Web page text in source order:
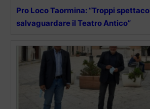
Pro Loco Taormina: “Troppi
salvaguardare il Teatro Antico”